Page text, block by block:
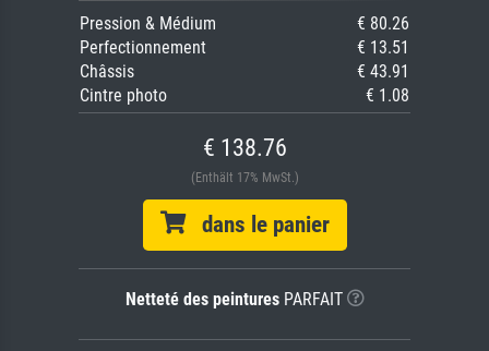
Pression & Médium
€ 80.26
Perfectionnement
€ 13.51
Châssis
€ 43.91
Cintre photo
€ 1.08
€ 138.76
(Enthält 17% MwSt.)
dans le panier
Netteté des peinturesPARFAIT